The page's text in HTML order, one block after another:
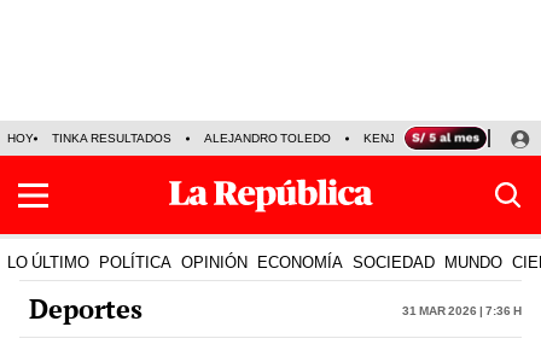
HOY TINKA RESULTADOS ALEJANDRO TOLEDO KENJI FUJIMORI
LO ÚLTIMO POLÍTICA OPINIÓN ECONOMÍA SOCIEDAD MUNDO
Deportes 31 Mar 2026 | 7:36 h